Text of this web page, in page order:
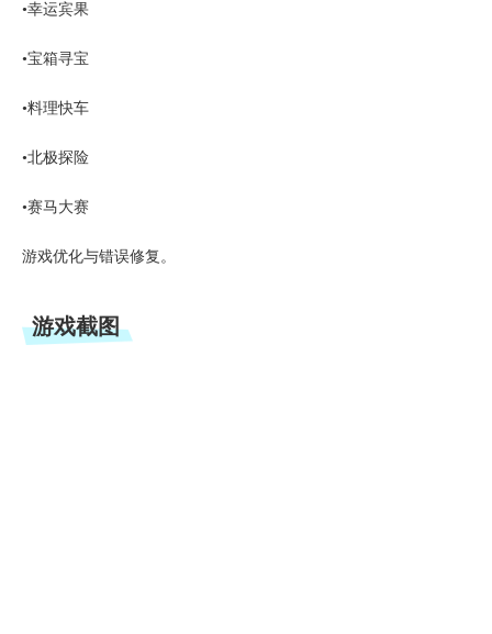
•幸运宾果
•宝箱寻宝
•料理快车
•北极探险
•赛马大赛
游戏优化与错误修复。
游戏截图